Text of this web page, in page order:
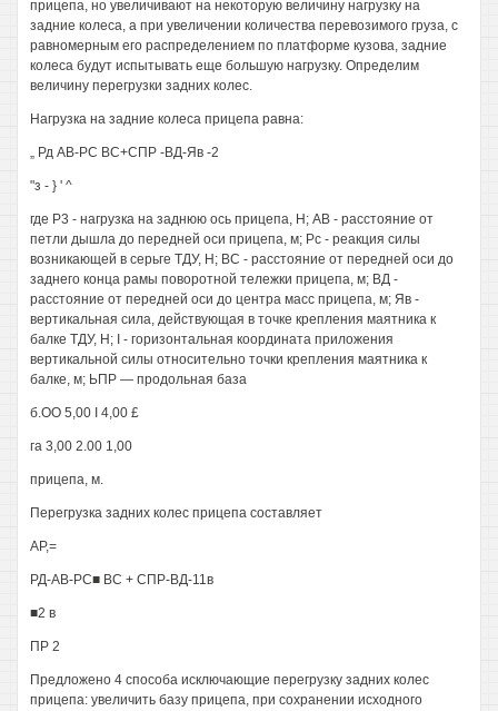
прицепа, но увеличивают на некоторую величину нагрузку на
задние колеса, а при увеличении количества перевозимого груза, с
равномерным его распределением по платформе кузова, задние
колеса будут испытывать еще большую нагрузку. Определим
величину перегрузки задних колес.
Нагрузка на задние колеса прицепа равна:
„ Рд АВ-РС ВС+СПР -ВД-Яв -2
"з - } ' ^
где Р3 - нагрузка на заднюю ось прицепа, Н; АВ - расстояние от
петли дышла до передней оси прицепа, м; Рс - реакция силы
возникающей в серьге ТДУ, Н; ВС - расстояние от передней оси до
заднего конца рамы поворотной тележки прицепа, м; ВД -
расстояние от передней оси до центра масс прицепа, м; Яв -
вертикальная сила, действующая в точке крепления маятника к
балке ТДУ, Н; I - горизонтальная координата приложения
вертикальной силы относительно точки крепления маятника к
балке, м; ЬПР — продольная база
б.ОО 5,00 I 4,00 £
га 3,00 2.00 1,00
прицепа, м.
Перегрузка задних колес прицепа составляет
АР,=
РД-АВ-РС■ ВС + СПР-ВД-11в
■2 в
ПР 2
Предложено 4 способа исключающие перегрузку задних колес
прицепа: увеличить базу прицепа, при сохранении исходного